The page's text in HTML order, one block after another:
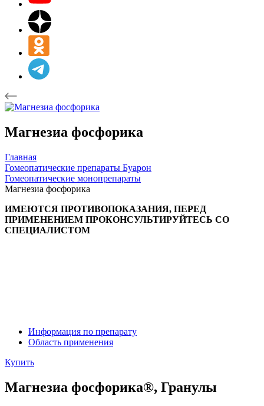
Магнезиа фосфорика
Главная
Гомеопатические препараты Буарон
Гомеопатические монопрепараты
Магнезиа фосфорика
ИМЕЮТСЯ ПРОТИВОПОКАЗАНИЯ, ПЕРЕД
ПРИМЕНЕНИЕМ ПРОКОНСУЛЬТИРУЙТЕСЬ СО
СПЕЦИАЛИСТОМ
Информация по препарату
Область применения
Купить
Магнезиа фосфорика®, Гранулы